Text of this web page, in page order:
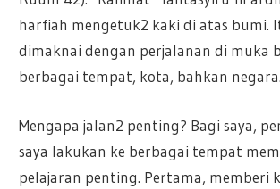
harfiah mengetuk2 kaki di atas bumi.
dimaknai dengan perjalanan di muka
berbagai tempat, kota, bahkan negara.
Mengapa jalan2 penting? Bagi saya,
saya lakukan ke berbagai tempat
pelajaran penting. Pertama, memberi